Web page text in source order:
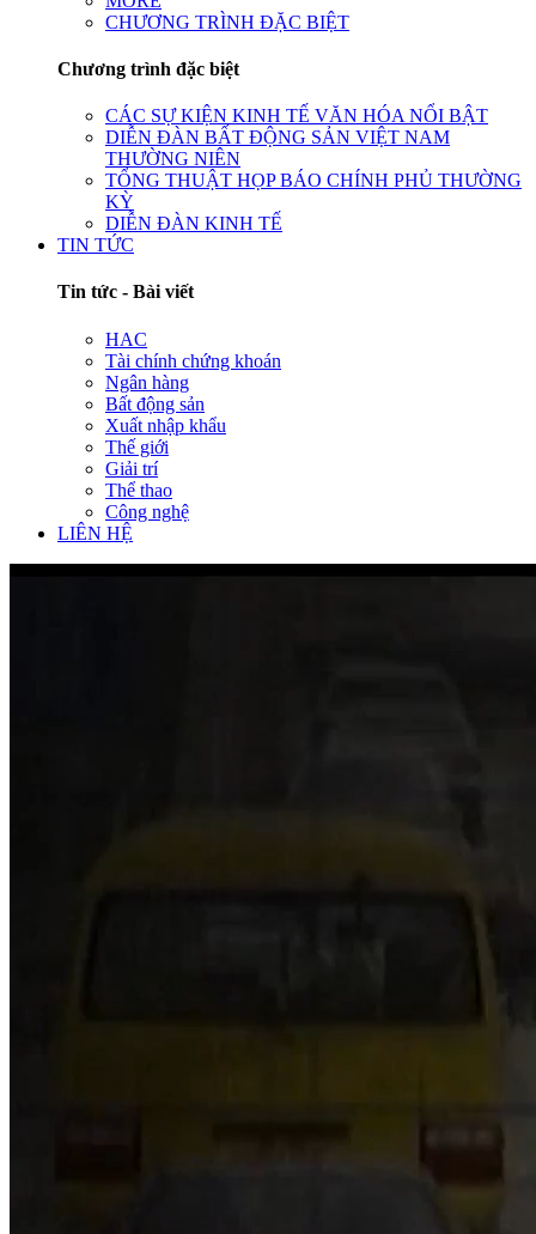
CHƯƠNG TRÌNH ĐẶC BIỆT
Chương trình đặc biệt
CÁC SỰ KIỆN KINH TẾ VĂN HÓA NỔI BẬT
DIỄN ĐÀN BẤT ĐỘNG SẢN VIỆT NAM
THƯỜNG NIÊN
TỔNG THUẬT HỌP BÁO CHÍNH PHỦ THƯỜNG
KỲ
DIỄN ĐÀN KINH TẾ
TIN TỨC
Tin tức - Bài viết
HAC
Tài chính chứng khoán
Ngân hàng
Bất động sản
Xuất nhập khẩu
Thế giới
Giải trí
Thể thao
Công nghệ
LIÊN HỆ